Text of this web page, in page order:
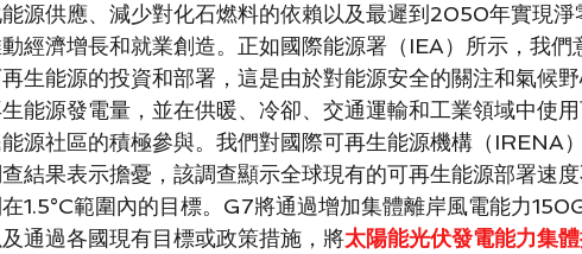
源供應、減少對化石燃料的依賴以及最遲到2050年實現淨
經濟增長和就業創造。正如國際能源署（IEA）所示，我們
生能源的投資和部署，這是由於對能源安全的關注和氣候
能源發電量，並在供暖、冷卻、交通運輸和工業領域中使
源社區的積極參與。我們對國際可再生能源機構（IRENA
結果表示擔憂，該調查顯示全球現有的可再生能源部署速
1.5°C範圍內的目標。G7將通過增加集體離岸風電能力
通過各國現有目標或政策措施，將太陽能光伏發電能力集